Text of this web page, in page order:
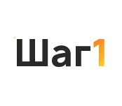
Шаг1